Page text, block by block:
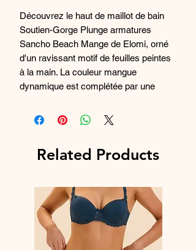
Découvrez le haut de maillot de bain
Soutien-Gorge Plunge armatures
Sancho Beach Mange de Elomi, orné
d'un ravissant motif de feuilles peintes
à la main. La couleur mangue
dynamique est complétée par une
mandarine pour un look estival frais et
moderne. La marque Elomi est
vêtements de qualité, offrant à la fois
bain plongeant avec armatures est un
choix idéal pour celles qui recherchent
un soutien optimal et une touche de
glamour sur la plage. Ajoutez une
touche de couleur et de sophistication
Related Products